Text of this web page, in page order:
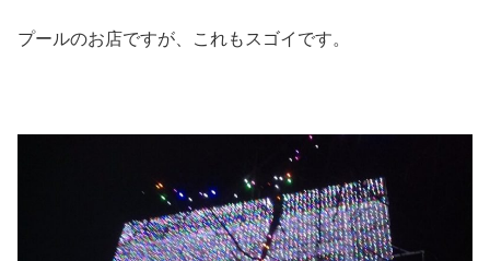
プールのお店ですが、これもスゴイです。